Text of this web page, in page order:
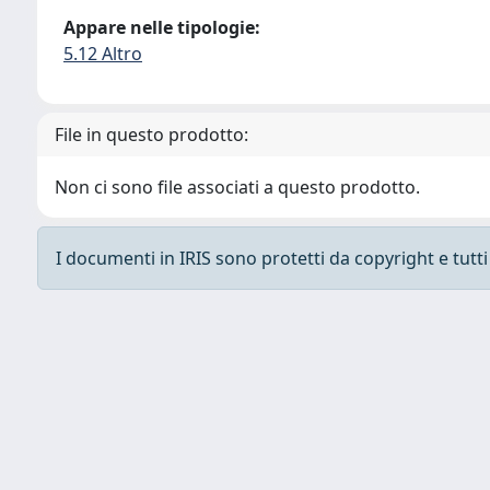
Appare nelle tipologie:
5.12 Altro
File in questo prodotto:
Non ci sono file associati a questo prodotto.
I documenti in IRIS sono protetti da copyright e